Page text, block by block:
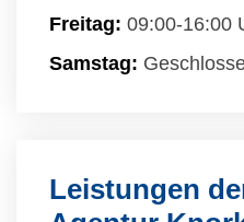
Freitag: 09:00-16:00
Samstag:
Leistungen